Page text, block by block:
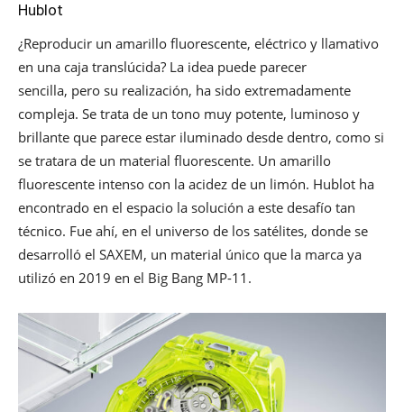
Hublot
¿Reproducir un amarillo fluorescente, eléctrico y llamativo
en una caja translúcida? La idea puede parecer
sencilla, pero su realización, ha sido extremadamente
compleja. Se trata de un tono muy potente, luminoso y
brillante que parece estar iluminado desde dentro, como si
se tratara de un material fluorescente. Un amarillo
fluorescente intenso con la acidez de un limón. Hublot ha
encontrado en el espacio la solución a este desafío tan
técnico. Fue ahí, en el universo de los satélites, donde se
desarrolló el SAXEM, un material único que la marca ya
utilizó en 2019 en el Big Bang MP-11.